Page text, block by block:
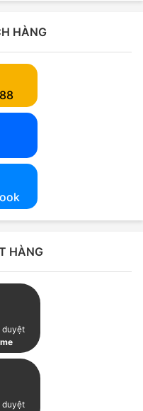
HÀNG
HÀNG
duyệt
duyệt